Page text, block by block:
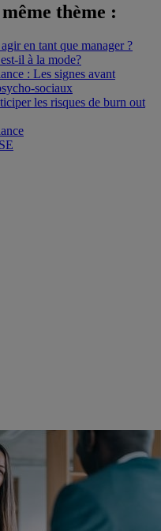
thème :
en tant que manager ?
il à la mode?
: Les signes avant
sociaux
les risques de burn out